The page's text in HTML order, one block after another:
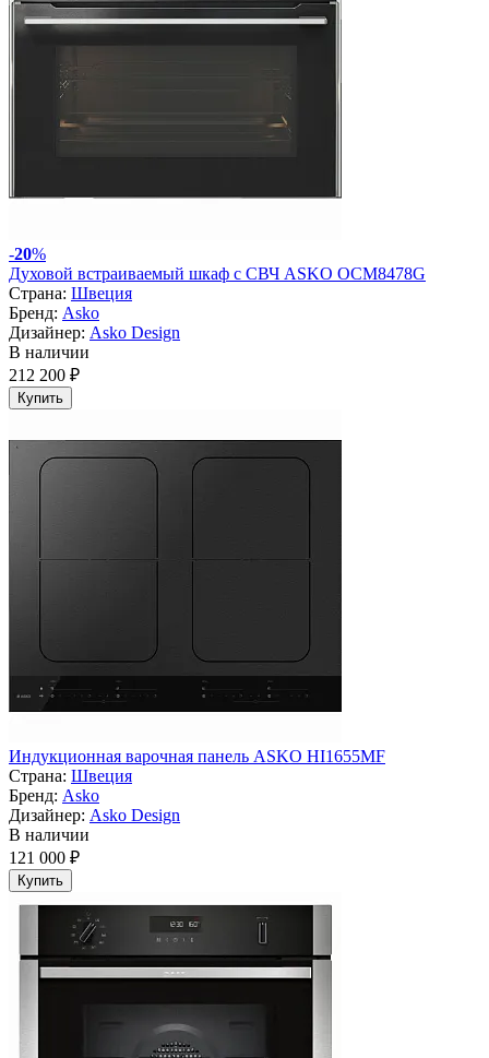
-20%
Духовой встраиваемый шкаф с СВЧ ASKO OCM8478G
Страна: Швеция
Бренд: Asko
Дизайнер: Asko Design
В наличии
212 200 ₽
Купить
Индукционная варочная панель ASKO HI1655MF
Страна: Швеция
Бренд: Asko
Дизайнер: Asko Design
В наличии
121 000 ₽
Купить